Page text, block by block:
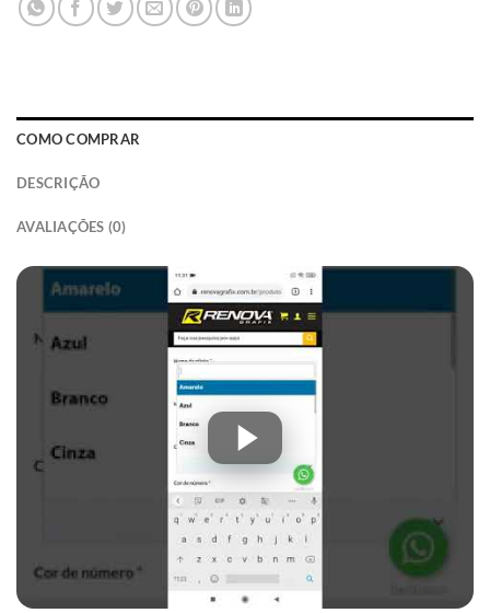
COMO COMPRAR
DESCRIÇÃO
AVALIAÇÕES (0)